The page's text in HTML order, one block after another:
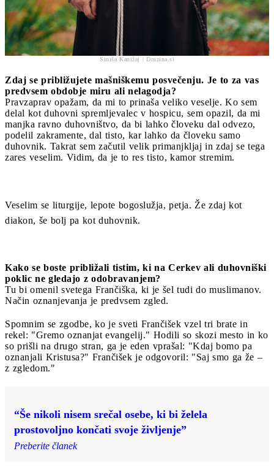
Siniša Kanižaj | Druzina.si
Zdaj se približujete mašniškemu posvečenju. Je to za vas
predvsem obdobje miru ali nelagodja?
Pravzaprav opažam, da mi to prinaša veliko veselje. Ko sem
delal kot duhovni spremljevalec v hospicu, sem opazil, da mi
manjka ravno duhovništvo, da bi lahko človeku dal odvezo,
podelil zakramente, dal tisto, kar lahko da človeku samo
duhovnik. Takrat sem začutil velik primanjkljaj in zdaj se tega
zares veselim. Vidim, da je to res tisto, kamor stremim.
Veselim se liturgije, lepote bogoslužja, petja. Že zdaj kot
diakon, še bolj pa kot duhovnik.
Kako se boste približali tistim, ki na Cerkev ali duhovniški
poklic ne gledajo z odobravanjem?
Tu bi omenil svetega Frančiška, ki je šel tudi do muslimanov.
Način oznanjevanja je predvsem zgled.
Spomnim se zgodbe, ko je sveti Frančišek vzel tri brate in
rekel: "Gremo oznanjat evangelij." Hodili so skozi mesto in ko
so prišli na drugo stran, ga je eden vprašal: "Kdaj bomo pa
oznanjali Kristusa?" Frančišek je odgovoril: "Saj smo ga že –
z zgledom."
“Še nikoli nisem srečal osebe, ki bi želela
prostovoljno končati svoje življenje”
Preberite članek